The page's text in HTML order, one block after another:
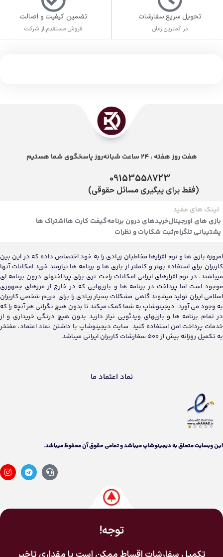
تحویل سریع سفارشات
در کمترین زمان
تضمین کیفیت و اصالت
فروش مستقیم از شرکت
هفت روز هفته ، 24 ساعت شبانه‌روز پاسخگوی شما هستیم
09153558723
(فقط برای پیگیری مسائل حقوقی)
لینک های مفید
بازی های اورجینالخریدهای درون برنامهگیفت کارت هااشتراک ها
پشتیبانی تلگرامثبت شکایات و نظرات
امروزه بازی ها و نرم افزارها مخاطبان زیادی را به خود اختصاص داده که در این بین
کاربران برای استفاده بهتر و کاملتر از بازی ها و برنامه ها نیازمند خرید امکانات آنها
میباشند، در نرم افزارهای ایرانی امکانات راحت تری برای پرداختهای درون برنامه ای
موجود است اما پرداخت در برنامه ها و بازیهایی که در خارج از مرزهای جمهوری
اسلامی ایران تولید میشوند گاهی مشکلات بسیار زیادی را برای حریم شخصی کاربران
به وجود می آورد. دیجینوشاپ به شما کمک میکند تا بدون هیچ نگرانی هر آنچه را که
در تمام برنامه ها و بازیهای ویدئویی نیاز دارید بدون هیچ درنگی خریداری و از
خدمات پرداخت امن استفاده کنید. سایت دیجینوشاپ با داشتن نماد اعتماد، مفتخر
به تکمیل روزانه بیش از 500 سفارشات کاربران ایرانی میباشد.
نماد اعتماد ما
اين وبسايت متعلق به دیجینوشاپ ميباشد و تمامی حقوق آن محفوظ ميباشد.
توجه!